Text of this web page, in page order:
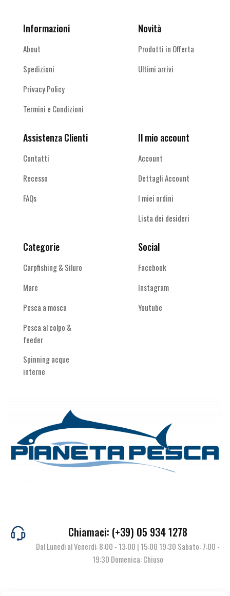
Informazioni
About
Spedizioni
Privacy Policy
Termini e Condizioni
Novità
Prodotti in Offerta
Ultimi arrivi
Assistenza Clienti
Contatti
Recesso
FAQs
Il mio account
Account
Dettagli Account
I miei ordini
Lista dei desideri
Categorie
Carpfishing & Siluro
Mare
Pesca a mosca
Pesca al colpo &
feeder
Spinning acque
interne
Social
Facebook
Instagram
Youtube
Chiamaci: (+39) 05 934 1278
Dal Lunedì al Venerdì: 8:00 - 13:00 | 15:00 19:30 Sabato: 7:00 -
19:30 Domenica: Chiuso